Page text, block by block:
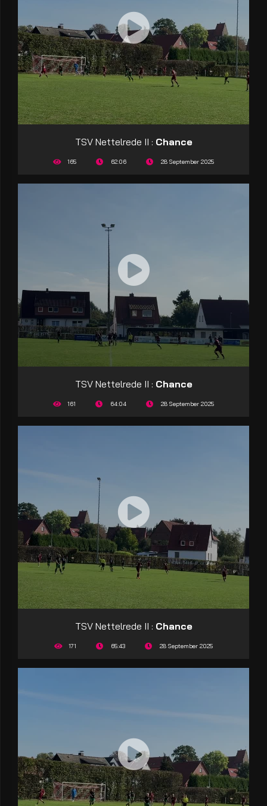
TSV Nettelrede II : Chance
165 62:06 28 September 2025
TSV Nettelrede II : Chance
161 64:04 28 September 2025
TSV Nettelrede II : Chance
171 65:43 28 September 2025